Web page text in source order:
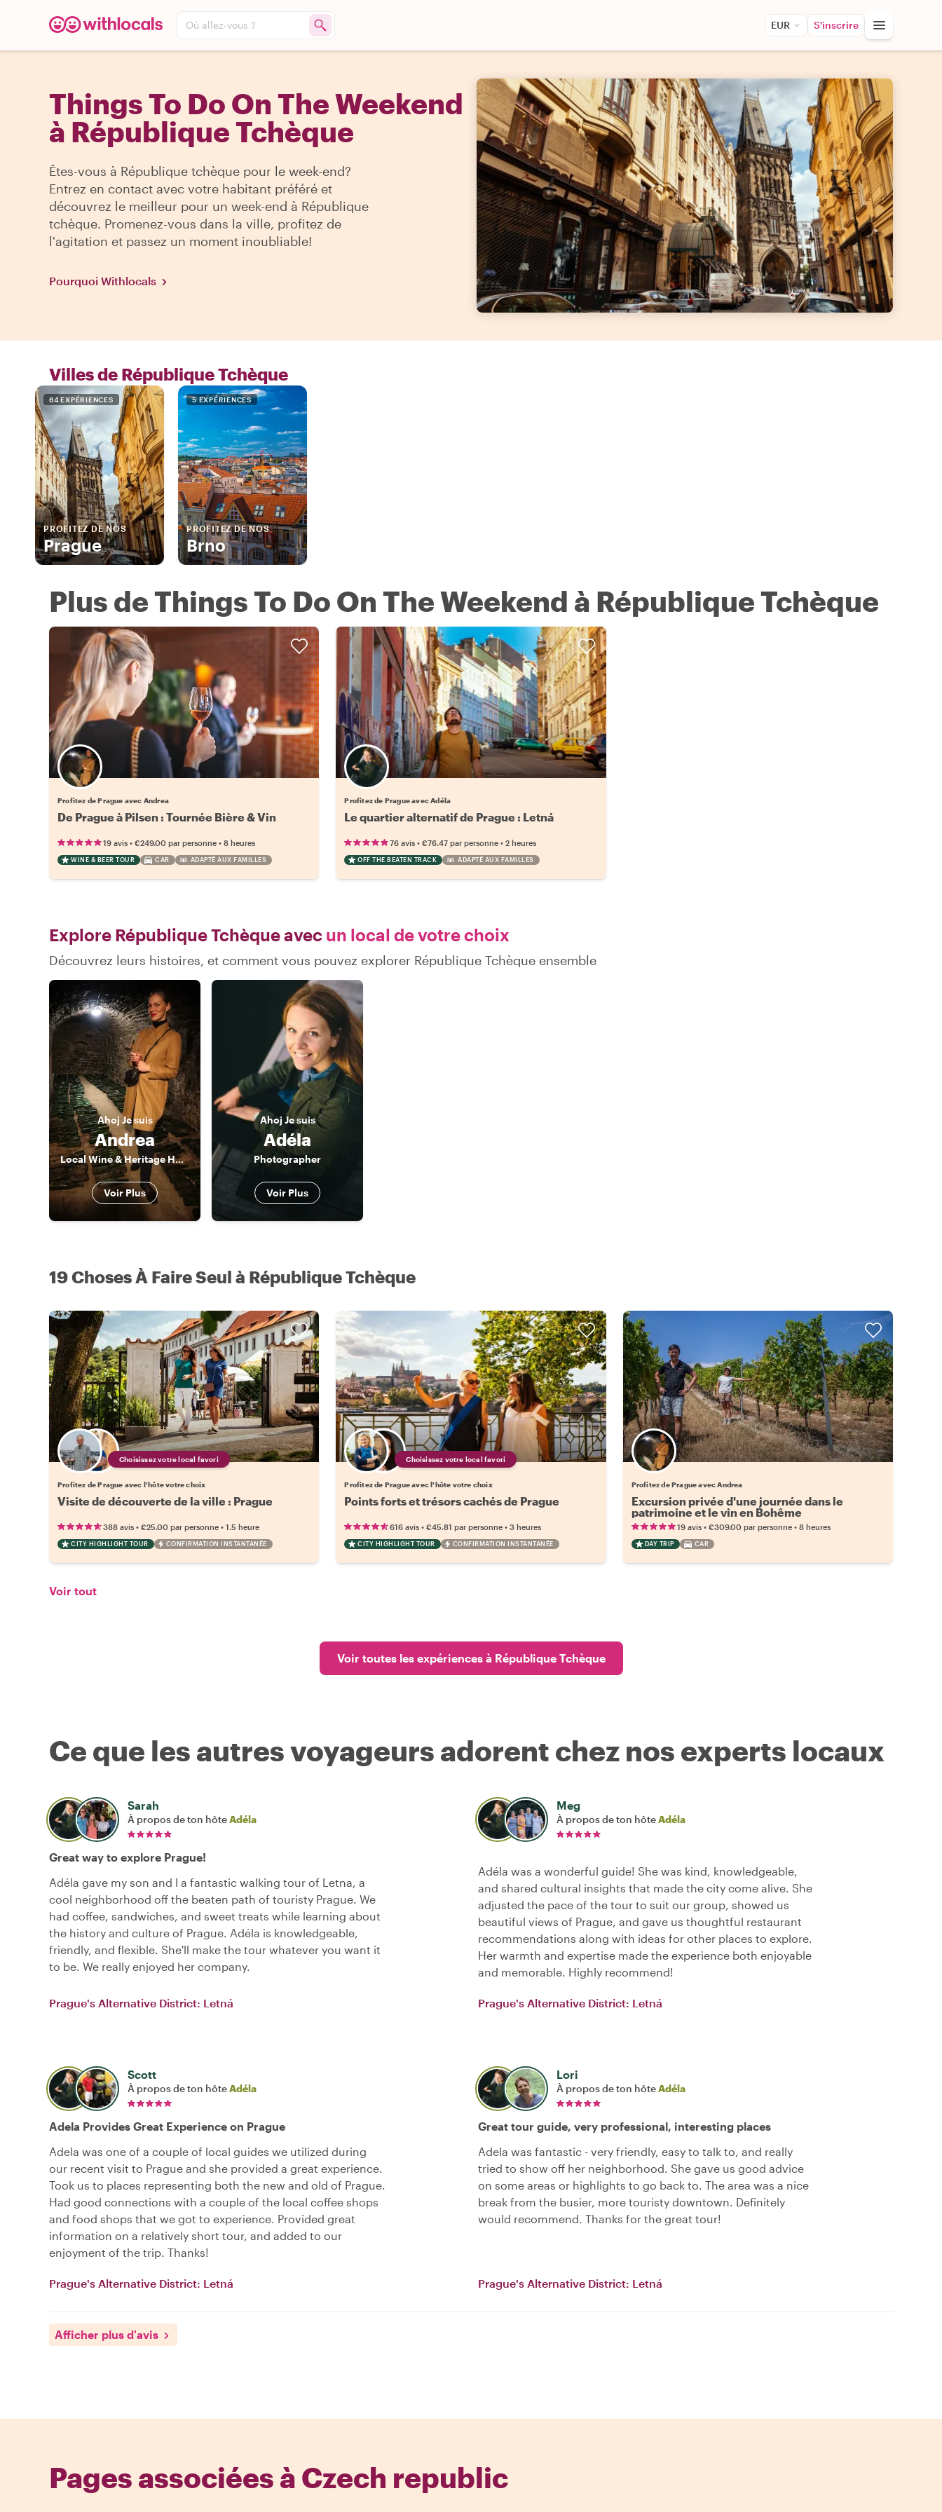
Où allez-vous ? EUR S'inscrire
Things To Do On The Weekend
à République Tchèque
Êtes-vous à République tchèque pour le week-end?
Entrez en contact avec votre habitant préféré et
découvrez le meilleur pour un week-end à République
tchèque. Promenez-vous dans la ville, profitez de
l'agitation et passez un moment inoubliable!
Pourquoi Withlocals
Villes de République Tchèque
64 EXPÉRIENCES
PROFITEZ DE NOS
Prague
5 EXPÉRIENCES
PROFITEZ DE NOS
Brno
Plus de Things To Do On The Weekend à République Tchèque
Profitez de Prague avec Andrea
De Prague à Pilsen : Tournée Bière & Vin
19 avis • €249.00 par personne • 8 heures
WINE & BEER TOUR CAR ADAPTÉ AUX FAMILLES
Profitez de Prague avec Adéla
Le quartier alternatif de Prague : Letná
76 avis •€76.47 par personne •2 heures
OFF THE BEATEN TRACK ADAPTÉ AUX FAMILLES
Explore République Tchèque avec un local de votre choix
Découvrez leurs histoires, et comment vous pouvez explorer République Tchèque ensemble
Ahoj Je suis
Andrea
Local Wine & Heritage Host
Voir Plus
Ahoj Je suis
Adéla
Photographer
Voir Plus
19 Choses À Faire Seul à République Tchèque
Choisissez votre local favori
Profitez de Prague avec l'hôte votre choix
Visite de découverte de la ville : Prague
388 avis • €25.00 par personne • 1.5 heure
CITY HIGHLIGHT TOUR CONFIRMATION INSTANTANÉE
Choisissez votre local favori
Profitez de Prague avec l'hôte votre choix
Points forts et trésors cachés de Prague
616 avis •€45.81 par personne •3 heures
CITY HIGHLIGHT TOUR CONFIRMATION INSTANTANÉE
Profitez de Prague avec Andrea
Excursion privée d'une journée dans le
patrimoine et le vin en Bohême
19 avis• €309.00 par personne• 8 heures
DAY TRIP CAR
Voir tout
Voir toutes les expériences à République Tchèque
Ce que les autres voyageurs adorent chez nos experts locaux
Sarah
À propos de ton hôteAdéla
Great way to explore Prague!
Adéla gave my son and I a fantastic walking tour of Letna, a
cool neighborhood off the beaten path of touristy Prague. We
had coffee, sandwiches, and sweet treats while learning about
the history and culture of Prague. Adéla is knowledgeable,
friendly, and flexible. She'll make the tour whatever you want it
to be. We really enjoyed her company.
Prague's Alternative District: Letná
Meg
À propos de ton hôteAdéla
Adéla was a wonderful guide! She was kind, knowledgeable,
and shared cultural insights that made the city come alive. She
adjusted the pace of the tour to suit our group, showed us
beautiful views of Prague, and gave us thoughtful restaurant
recommendations along with ideas for other places to explore.
Her warmth and expertise made the experience both enjoyable
and memorable. Highly recommend!
Prague's Alternative District: Letná
Scott
À propos de ton hôteAdéla
Adela Provides Great Experience on Prague
Adela was one of a couple of local guides we utilized during
our recent visit to Prague and she provided a great experience.
Took us to places representing both the new and old of Prague.
Had good connections with a couple of the local coffee shops
and food shops that we got to experience. Provided great
information on a relatively short tour, and added to our
enjoyment of the trip. Thanks!
Prague's Alternative District: Letná
Lori
À propos de ton hôteAdéla
Great tour guide, very professional, interesting places
Adela was fantastic - very friendly, easy to talk to, and really
tried to show off her neighborhood. She gave us good advice
on some areas or highlights to go back to. The area was a nice
break from the busier, more touristy downtown. Definitely
would recommend. Thanks for the great tour!
Prague's Alternative District: Letná
Afficher plus d'avis
Pages associées à Czech republic